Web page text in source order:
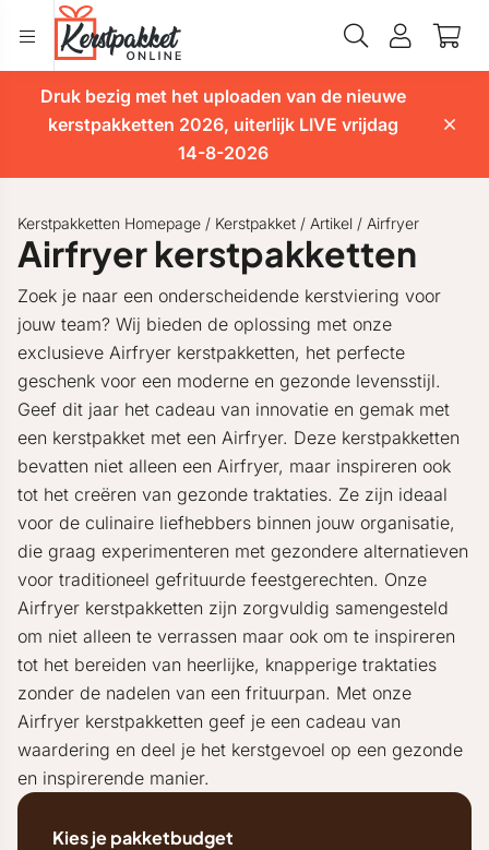
Druk bezig met het uploaden van de nieuwe
kerstpakketten 2026, uiterlijk LIVE vrijdag
14-8-2026
Kerstpakketten Homepage / Kerstpakket / Artikel / Airfryer
Airfryer kerstpakketten
Zoek je naar een onderscheidende kerstviering voor
jouw team? Wij bieden de oplossing met onze
exclusieve Airfryer kerstpakketten, het perfecte
geschenk voor een moderne en gezonde levensstijl.
Geef dit jaar het cadeau van innovatie en gemak met
een kerstpakket met een Airfryer. Deze kerstpakketten
bevatten niet alleen een Airfryer, maar inspireren ook
tot het creëren van gezonde traktaties. Ze zijn ideaal
voor de culinaire liefhebbers binnen jouw organisatie,
die graag experimenteren met gezondere alternatieven
voor traditioneel gefrituurde feestgerechten. Onze
Airfryer kerstpakketten zijn zorgvuldig samengesteld
om niet alleen te verrassen maar ook om te inspireren
tot het bereiden van heerlijke, knapperige traktaties
zonder de nadelen van een frituurpan. Met onze
Airfryer kerstpakketten geef je een cadeau van
waardering en deel je het kerstgevoel op een gezonde
en inspirerende manier.
Kies je pakketbudget